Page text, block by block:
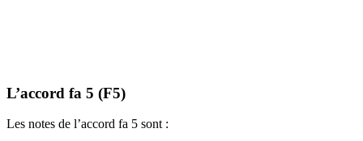
L’accord fa 5 (F5)
Les notes de l’accord fa 5 sont :